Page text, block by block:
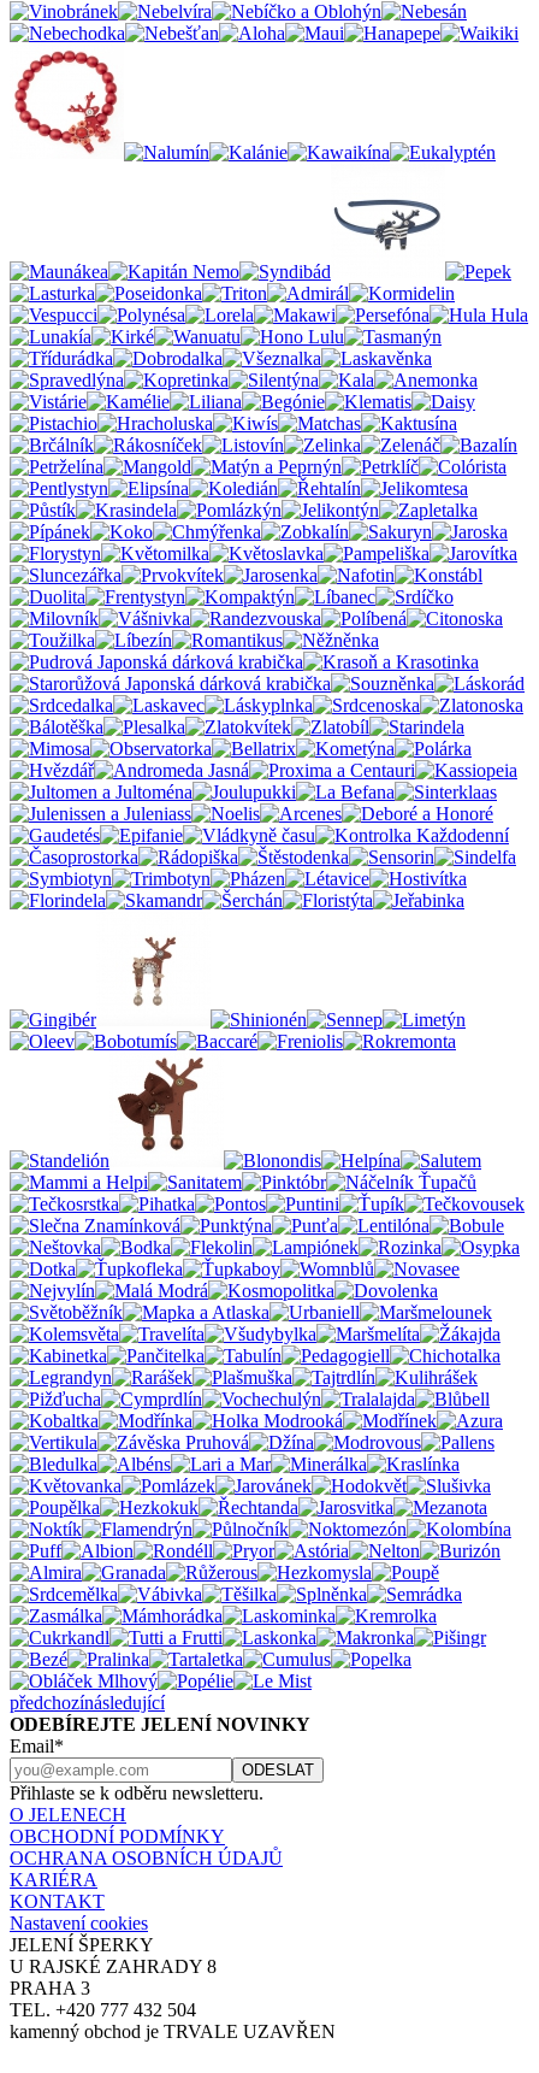
předchozínásledující
ODEBÍREJTE JELENÍ NOVINKY
Email*
Přihlaste se k odběru newsletteru.
O JELENECH
OBCHODNÍ PODMÍNKY
OCHRANA OSOBNÍCH ÚDAJŮ
KARIÉRA
KONTAKT
Nastavení cookies
JELENÍ ŠPERKY
U RAJSKÉ ZAHRADY 8
PRAHA 3
TEL. +420 777 432 504
kamenný obchod je TRVALE UZAVŘEN